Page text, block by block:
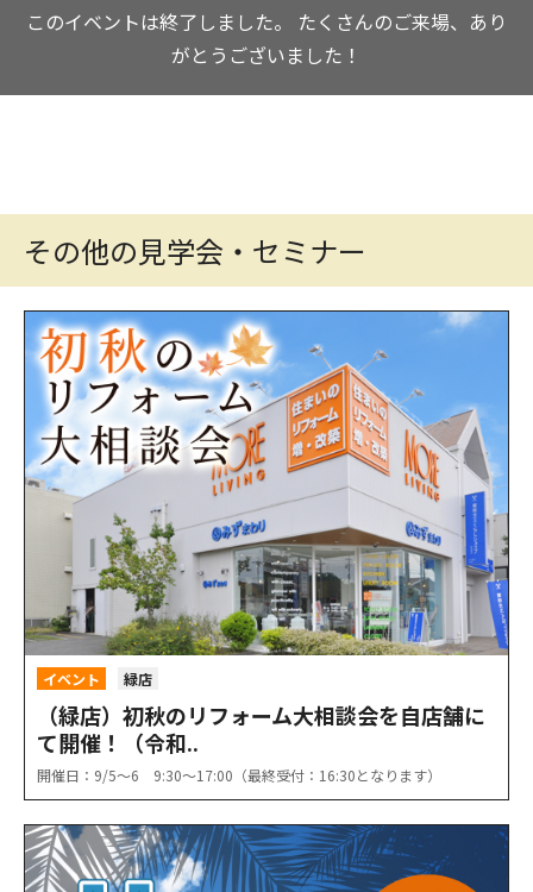
このイベントは終了しました。 たくさんのご来場、あり
がとうございました！
その他の見学会・セミナー
イベント 緑店
（緑店）初秋のリフォーム大相談会を自店舗に
て開催！（令和..
開催日：9/5〜6 9:30〜17:00（最終受付：16:30となります）